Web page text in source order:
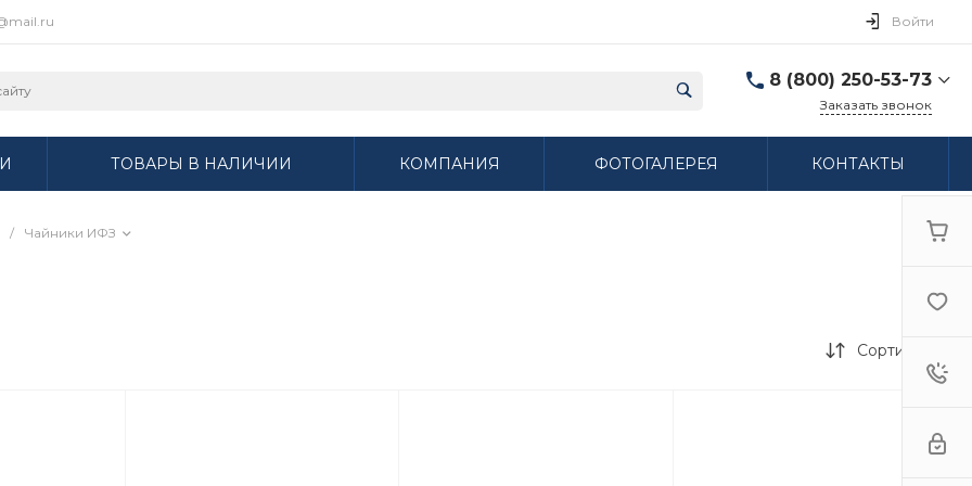
Войти
8 (800) 250-53-73
г. Нижний Новгород,
Заказать звонок
ТОВАРЫ В НАЛИЧИИ КОМПАНИЯ ФОТОГАЛЕРЕЯ КОНТАКТЫ
/ Чайники ИФЗ
Сортировка